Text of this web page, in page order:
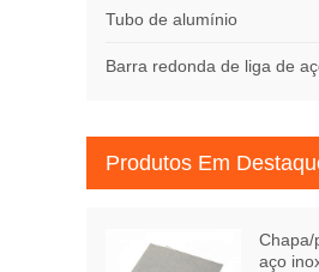
Tubo de alumínio
Barra redonda de liga de
Produtos Em
Chapa/
aço